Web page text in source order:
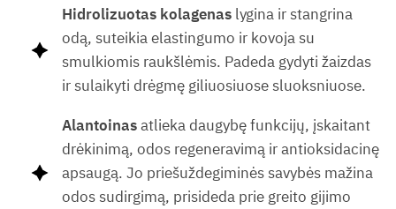
Hidrolizuotas kolagenas lygina ir stangrina
odą, suteikia elastingumo ir kovoja su
smulkiomis raukšlėmis. Padeda gydyti žaizdas
ir sulaikyti drėgmę giliuosiuose sluoksniuose.
Alantoinasatlieka daugybę funkcijų, įskaitant
drėkinimą, odos regeneravimą ir antioksidacinę
apsaugą. Jo priešuždegiminės savybės mažina
odos sudirgimą, prisideda prie greito gijimo